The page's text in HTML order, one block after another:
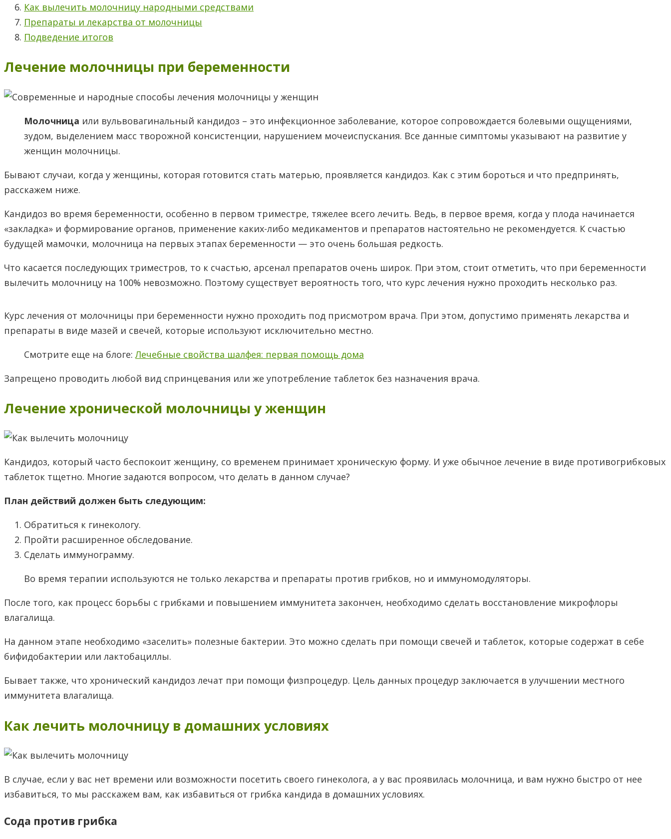
Как вылечить молочницу народными средствами
Препараты и лекарства от молочницы
Подведение итогов
Лечение молочницы при беременности
Молочница или вульвовагинальный кандидоз – это инфекционное заболевание, которое сопровождается болевыми ощущениями,
зудом, выделением масс творожной консистенции, нарушением мочеиспускания. Все данные симптомы указывают на развитие у
женщин молочницы.
Бывают случаи, когда у женщины, которая готовится стать матерью, проявляется кандидоз. Как с этим бороться и что предпринять,
расскажем ниже.
Кандидоз во время беременности, особенно в первом триместре, тяжелее всего лечить. Ведь, в первое время, когда у плода начинается
«закладка» и формирование органов, применение каких-либо медикаментов и препаратов настоятельно не рекомендуется. К счастью
будущей мамочки, молочница на первых этапах беременности — это очень большая редкость.
Что касается последующих триместров, то к счастью, арсенал препаратов очень широк. При этом, стоит отметить, что при беременности
вылечить молочницу на 100% невозможно. Поэтому существует вероятность того, что курс лечения нужно проходить несколько раз.
Курс лечения от молочницы при беременности нужно проходить под присмотром врача. При этом, допустимо применять лекарства и
препараты в виде мазей и свечей, которые используют исключительно местно.
Смотрите еще на блоге:Лечебные свойства шалфея: первая помощь дома
Запрещено проводить любой вид спринцевания или же употребление таблеток без назначения врача.
Лечение хронической молочницы у женщин
Кандидоз, который часто беспокоит женщину, со временем принимает хроническую форму. И уже обычное лечение в виде противогрибковых
таблеток тщетно. Многие задаются вопросом, что делать в данном случае?
План действий должен быть следующим:
Обратиться к гинекологу.
Пройти расширенное обследование.
Сделать иммунограмму.
Во время терапии используются не только лекарства и препараты против грибков, но и иммуномодуляторы.
После того, как процесс борьбы с грибками и повышением иммунитета закончен, необходимо сделать восстановление микрофлоры
влагалища.
На данном этапе необходимо «заселить» полезные бактерии. Это можно сделать при помощи свечей и таблеток, которые содержат в себе
бифидобактерии или лактобациллы.
Бывает также, что хронический кандидоз лечат при помощи физпроцедур. Цель данных процедур заключается в улучшении местного
иммунитета влагалища.
Как лечить молочницу в домашних условиях
В случае, если у вас нет времени или возможности посетить своего гинеколога, а у вас проявилась молочница, и вам нужно быстро от нее
избавиться, то мы расскажем вам, как избавиться от грибка кандида в домашних условиях.
​Сода против грибка